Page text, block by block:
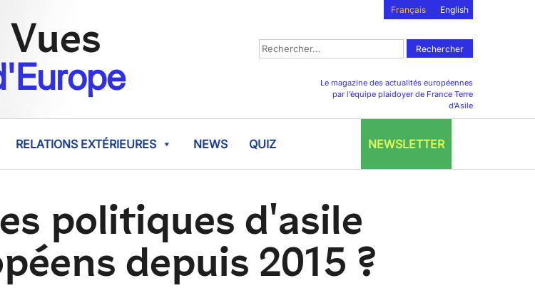
Français English
Vues Rechercher :
Le magazine des actualités européennes
par l’équipe plaidoyer de France Terre
d’Asile
RELATIONS EXTÉRIEURES NEWS QUIZ NEWSLETTER
politiques d'asile
depuis 2015 ?